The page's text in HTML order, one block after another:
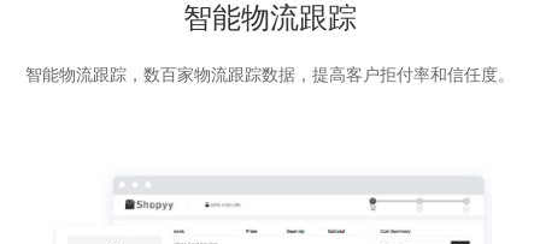
智能物流跟踪
智能物流跟踪，数百家物流跟踪数据，提高客户拒付率和信任度。